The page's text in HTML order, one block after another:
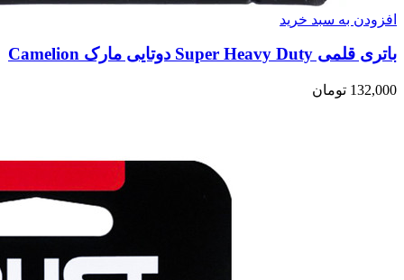
افزودن به سبد خرید
باتری قلمی Super Heavy Duty دوتایی مارک Camelion
132,000 تومان